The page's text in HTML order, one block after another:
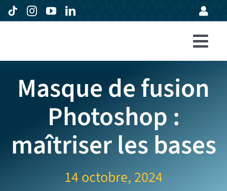
Passer
au
Formations
Entreprises
Avis
À propos
Masque de fusion
Photoshop :
maîtriser les bases
14 octobre, 2024